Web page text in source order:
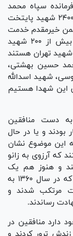
سپاه محمد
رسول الله (ص) تهران بزرگ و دبیر کنگره ۲۴۰۰۰ شهید پایتخت
خیرمقدم خدمت
حجت الاسلام والمسلمین منتظری گفت: بیش از ۲۰۰ شهید
قضا از مجموعه ۲۴ هزار شهید تهران هستند
حسین بهشتی،
شهید اسدالله
این شهدا هستیم
دست منافقین
بودند و یا در حال
این موضوع نشان
که آرزوی به زانو
و هنوز هم یک
حرکاتی را نشان می‌دهند، همان منافقین که در سال ۱۳۶۰ به
مرتکب شدند و
رساندند.
دارد منافقین در
ترور کردند و